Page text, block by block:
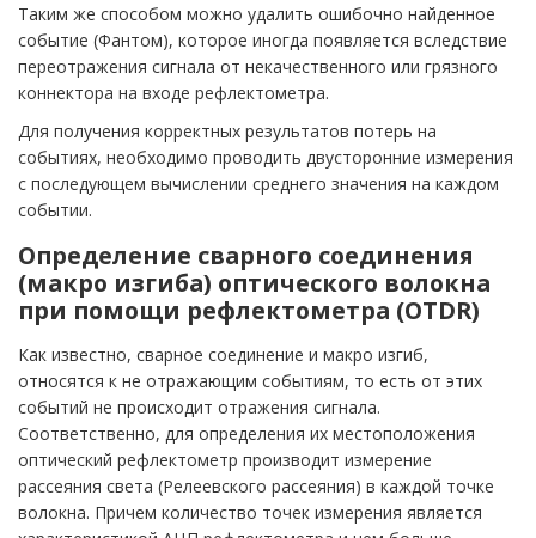
Таким же способом можно удалить ошибочно найденное
событие (Фантом), которое иногда появляется вследствие
переотражения сигнала от некачественного или грязного
коннектора на входе рефлектометра.
Для получения корректных результатов потерь на
событиях, необходимо проводить двусторонние измерения
с последующем вычислении среднего значения на каждом
событии.
Определение сварного соединения
(макро изгиба) оптического волокна
при помощи рефлектометра (OTDR)
Как известно, сварное соединение и макро изгиб,
относятся к не отражающим событиям, то есть от этих
событий не происходит отражения сигнала.
Соответственно, для определения их местоположения
оптический рефлектометр производит измерение
рассеяния света (Релеевского рассеяния) в каждой точке
волокна. Причем количество точек измерения является